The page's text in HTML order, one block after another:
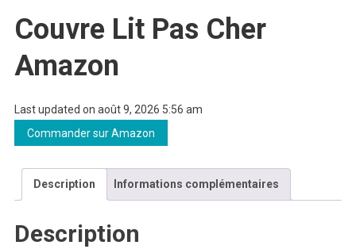
Couvre Lit Pas Cher
Amazon
Last updated on août 9, 2026 5:56 am
Commander sur Amazon
Description Informations complémentaires
Description